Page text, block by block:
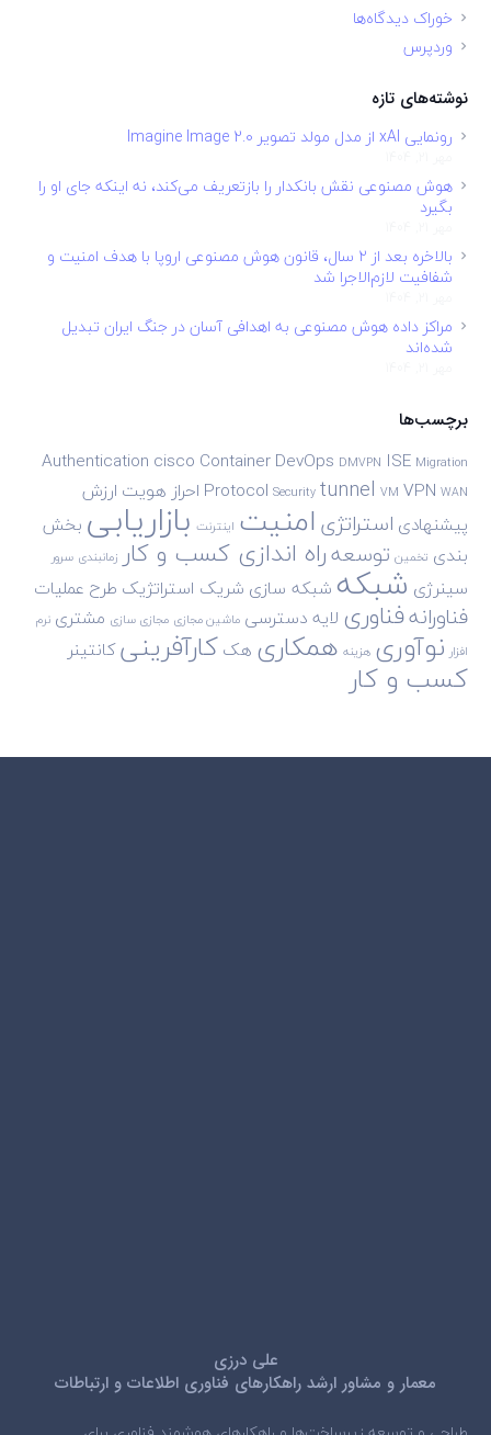
خوراک دیدگاه‌ها
وردپرس
نوشته‌های تازه
رونمایی xAI از مدل مولد تصویر Imagine Image 2.0
هوش مصنوعی نقش بانکدار را بازتعریف می‌کند، نه اینکه جای او را
بگیرد
بالاخره بعد از ۲ سال، قانون هوش مصنوعی اروپا با هدف امنیت و
شفافیت لازم‌الاجرا شد
مراکز داده هوش مصنوعی به اهدافی آسان در جنگ ایران تبدیل
شده‌اند
برچسب‌ها
Authentication cisco ContainerDevOps DMVPN ISE Migration
Protocol Security tunnel VM VPN WAN احراز هویت ارزش
پیشنهادی استراتژی امنیت اینترنت بازاریابی بخش
بندی تخمین توسعهراه اندازی کسب و کار زمانبندی سرور
سینرژی شبکه شبکه سازی شریک استراتژیک طرح عملیات
فناورانهفناوری لایه دسترسی ماشین مجازی مجازی سازی مشتری نرم
افزار نوآوری هزینه همکاری هککارآفرینیکانتینر
کسب و کار
علی درزی
معمار و مشاور ارشد راهکارهای فناوری اطلاعات و ارتباطات